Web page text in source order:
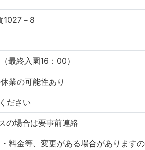
1027－8
最終入園16：00）
業の可能性あり
ださい
の場合は要事前連絡
料金等、変更がある場合があります